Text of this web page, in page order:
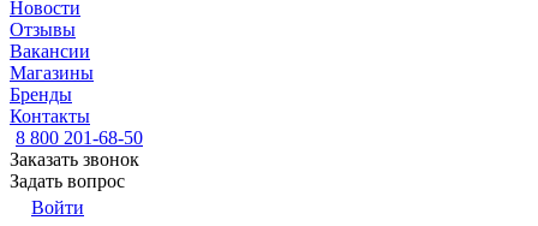
Новости
Отзывы
Вакансии
Магазины
Бренды
Контакты
8 800 201-68-50
Заказать звонок
Задать вопрос
Войти